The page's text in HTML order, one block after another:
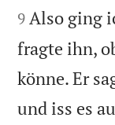
9 Also ging
fragte ihn,
könne. Er
und iss es